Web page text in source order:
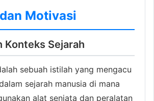
Motivasi
Konteks Sejarah
sebuah istilah yang mengacu
sejarah manusia di mana
alat senjata dan peralatan